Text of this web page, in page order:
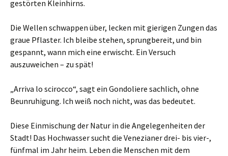
gestörten Kleinhirns.
Die Wellen schwappen über, lecken mit gierigen Zungen das
graue Pflaster. Ich bleibe stehen, sprungbereit, und bin
gespannt, wann mich eine erwischt. Ein Versuch
auszuweichen – zu spät!
„Arriva lo scirocco“, sagt ein Gondoliere sachlich, ohne
Beunruhigung. Ich weiß noch nicht, was das bedeutet.
Diese Einmischung der Natur in die Angelegenheiten der
Stadt! Das Hochwasser sucht die Venezianer drei- bis vier-,
fünfmal im Jahr heim. Leben die Menschen mit dem